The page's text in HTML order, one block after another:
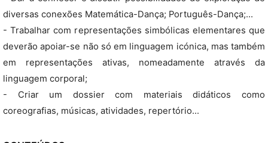
diversas conexões Matemática-Dança; Português-Dança;...
- Trabalhar com representações simbólicas elementares que
deverão apoiar-se não só em linguagem icónica, mas também
em representações ativas, nomeadamente através da
linguagem corporal;
- Criar um dossier com materiais didáticos como
coreografias, músicas, atividades, repertório...